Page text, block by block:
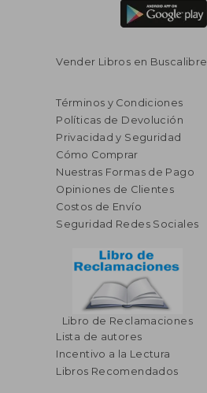
$ 261.36
$ 156.82
Vender Libros en Buscalibre
Términos y Condiciones
Políticas de Devolución
Privacidad y Seguridad
Cómo Comprar
Nuestras Formas de Pago
Opiniones de Clientes
Costos de Envío
Seguridad Redes Sociales
Libro de Reclamaciones
Lista de autores
Incentivo a la Lectura
Libros Recomendados